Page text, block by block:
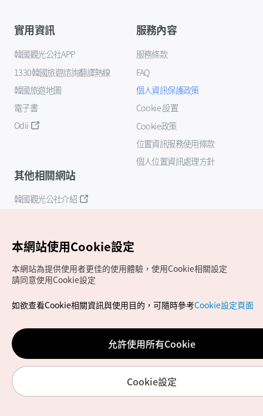
實用資訊
韓國觀光公社APP
1330韓國旅遊諮詢翻譯熱線
韓國旅遊地圖
電子書
Odii
服務內容
服務條款
FAQ
個人資訊保護政策
Cookie 設置
Cookie政策
位置資訊服務使用條款
個人位置資訊處理方針
其他相關網站
韓國觀光公社介紹
Copyrights (c) 韓國觀光公社版權所有
如有相關疑問或建議，歡迎來信至官方信箱
chinese_big5@knto.or.kr
本網站使用Cookie設定
本網站為提供使用者更佳的使用體驗，使用Cookie相關設定
請同意使用Cookie設定
如欲查看Cookie相關資訊與使用目的，可隨時參考Cookie設定頁面
允許使用所有Cookie
Cookie設定